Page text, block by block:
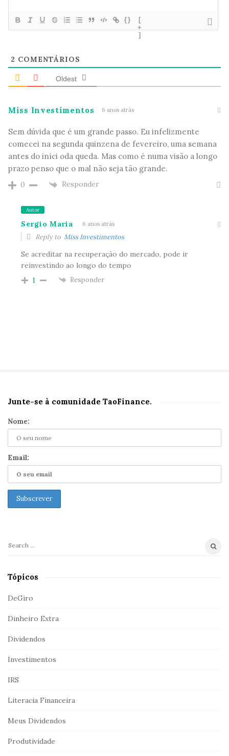
{}
[
+
]
2 COMENTÁRIOS
Oldest
Miss Investimentos 6 anos atrás
Sem dúvida que é um grande passo. Eu infelizmente
comecei na segunda quinzena de fevereiro, uma semana
antes do iníci oda queda. Mas como é numa visão a longo
prazo penso que o mal não seja tão grande.
0 Responder
Autor
Sergio Maria 6 anos atrás
Reply to Miss Investimentos
Se acreditar na recuperação do mercado, pode ir
reinvestindo ao longo do tempo
1 Responder
S
i
t
e
S
d
r
Junte-se à comunidade TaoFinance.
Nome:
Email:
S
a
c
f
r
:
Tópicos
DeGiro
Dinheiro Extra
Dividendos
Investimentos
IRS
Literacia Financeira
Meus Dividendos
Produtividade